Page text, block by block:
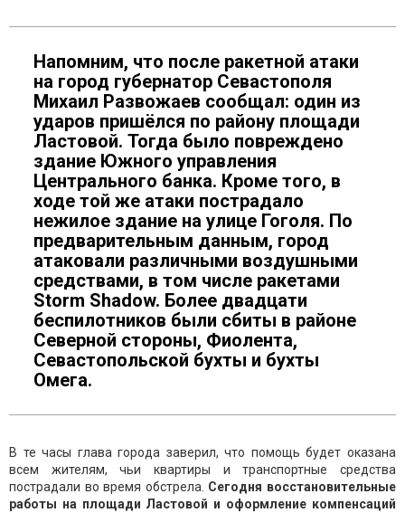
Напомним, что после ракетной атаки
на город губернатор Севастополя
Михаил Развожаев сообщал: один из
ударов пришёлся по району площади
Ластовой. Тогда было повреждено
здание Южного управления
Центрального банка. Кроме того, в
ходе той же атаки пострадало
нежилое здание на улице Гоголя. По
предварительным данным, город
атаковали различными воздушными
средствами, в том числе ракетами
Storm Shadow. Более двадцати
беспилотников были сбиты в районе
Северной стороны, Фиолента,
Севастопольской бухты и бухты
Омега.
В те часы глава города заверил, что помощь будет оказана
всем жителям, чьи квартиры и транспортные средства
пострадали во время обстрела. Сегодня восстановительные
работы на площади Ластовой и оформление компенсаций